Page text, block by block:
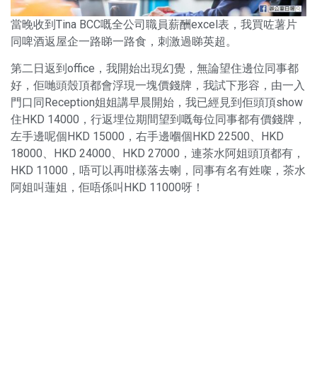
當晚收到Tina BCC嘅全公司職員薪酬excel表，我買咗薯片
同啤酒返屋企一路睇一路食，刺激過睇英超。
第二日返到office，我開始出現幻覺，無論望住邊位同事都
好，佢哋頭殼頂都會浮現一塊價錢牌，我試下形容，由一入
門口同Reception姐姐講早晨開始，我已經見到佢頭頂show
住HKD 14000，行返埋位期間望到嘅每位同事都有價錢牌，
左手邊呢個HKD 15000，右手邊嗰個HKD 22500、HKD
18000、HKD 24000、HKD 27000，連茶水阿姐頭頂都有，
HKD 11000，唔可以再咁樣落去喇，同事有名有姓㗎，茶水
阿姐叫蓮姐，佢唔係叫HKD 11000呀！